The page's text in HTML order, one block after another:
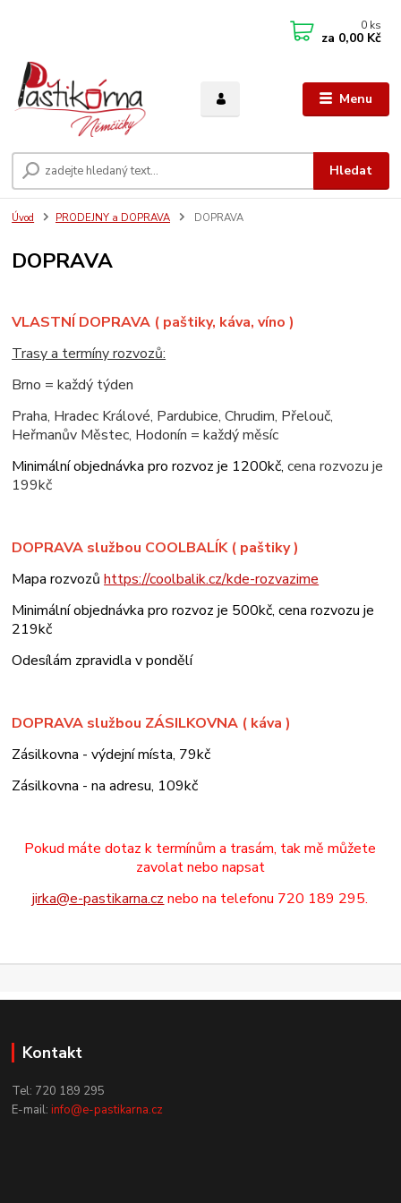
Menu
Hledat
0 ks
za 0,00 Kč
Úvod PRODEJNY a DOPRAVA DOPRAVA
DOPRAVA
VLASTNÍ DOPRAVA ( paštiky, káva, víno )
Trasy a termíny rozvozů:
Brno = každý týden
Praha, Hradec Králové, Pardubice, Chrudim, Přelouč,
Heřmanův Městec, Hodonín = každý měsíc
Minimální objednávka pro rozvoz je 1200kč,cena rozvozu je
199kč
DOPRAVA službou COOLBALÍK ( paštiky )
Mapa rozvozůhttps://coolbalik.cz/kde-rozvazime
Minimální objednávka pro rozvoz je 500kč, cena rozvozu je
219kč
Odesílám zpravidla v pondělí
DOPRAVA službou ZÁSILKOVNA ( káva )
Zásilkovna - výdejní místa, 79kč
Zásilkovna - na adresu, 109kč
Pokud máte dotaz k termínům a trasám, tak mě můžete
zavolat nebo napsat
jirka@e-pastikarna.cz nebo na telefonu 720 189 295.
Kontakt
Tel: 720 189 295
E-mail:info@e-pastikarna.cz